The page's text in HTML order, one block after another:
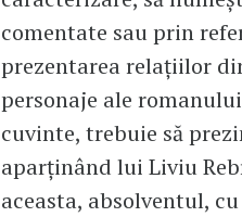
comentate sau prin
prezentarea relațiilor
personaje ale
cuvinte, trebuie să
aparținând lui Liviu
aceasta, absolventul,